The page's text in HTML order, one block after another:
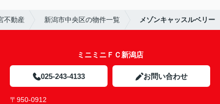
不動産 新潟市中央区の物件一覧 メゾンキャッスルベリー
ミニミニＦＣ新潟店
025-243-4133 お問い合わせ
〒950-0912